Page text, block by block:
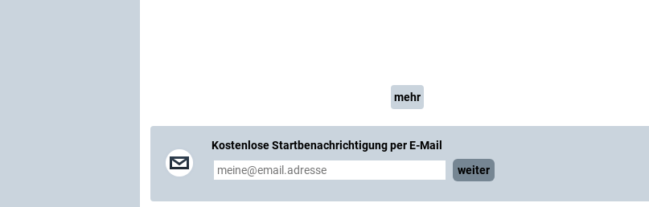
mehr
Kostenlose Startbenachrichtigung per E-Mail
weiter